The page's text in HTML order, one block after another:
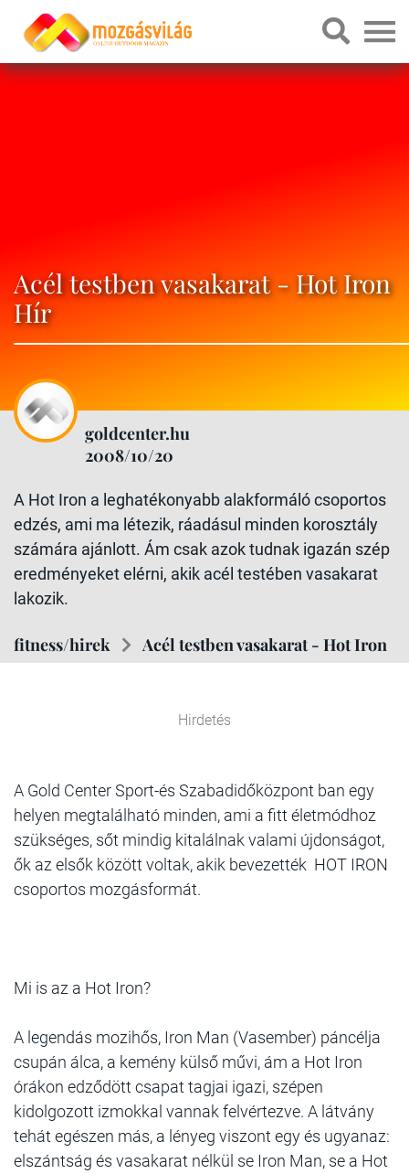
Acél testben vasakarat - Hot Iron
Hír
goldcenter.hu
2008/10/20
A Hot Iron a leghatékonyabb alakformáló csoportos
edzés, ami ma létezik, ráadásul minden korosztály
számára ajánlott. Ám csak azok tudnak igazán szép
eredményeket elérni, akik acél testében vasakarat
lakozik.
fitness/hirek Acél testben vasakarat - Hot Iron
Hirdetés
A Gold Center Sport-és Szabadidőközpont ban egy
helyen megtalálható minden, ami a fitt életmódhoz
szükséges, sőt mindig kitalálnak valami újdonságot,
ők az elsők között voltak, akik bevezették HOT IRON
csoportos mozgásformát.
Mi is az a Hot Iron?
A legendás mozihős, Iron Man (Vasember) páncélja
csupán álca, a kemény külső művi, ám a Hot Iron
órákon edződött csapat tagjai igazi, szépen
kidolgozott izmokkal vannak felvértezve. A látvány
tehát egészen más, a lényeg viszont egy és ugyanaz:
elszántság és vasakarat nélkül se Iron Man, se a Hot